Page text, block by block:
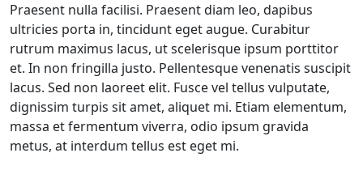
Praesent nulla facilisi. Praesent diam leo, dapibus
ultricies porta in, tincidunt eget augue. Curabitur
rutrum maximus lacus, ut scelerisque ipsum porttitor
et. In non fringilla justo. Pellentesque venenatis suscipit
lacus. Sed non laoreet elit. Fusce vel tellus vulputate,
dignissim turpis sit amet, aliquet mi. Etiam elementum,
massa et fermentum viverra, odio ipsum gravida
metus, at interdum tellus est eget mi.